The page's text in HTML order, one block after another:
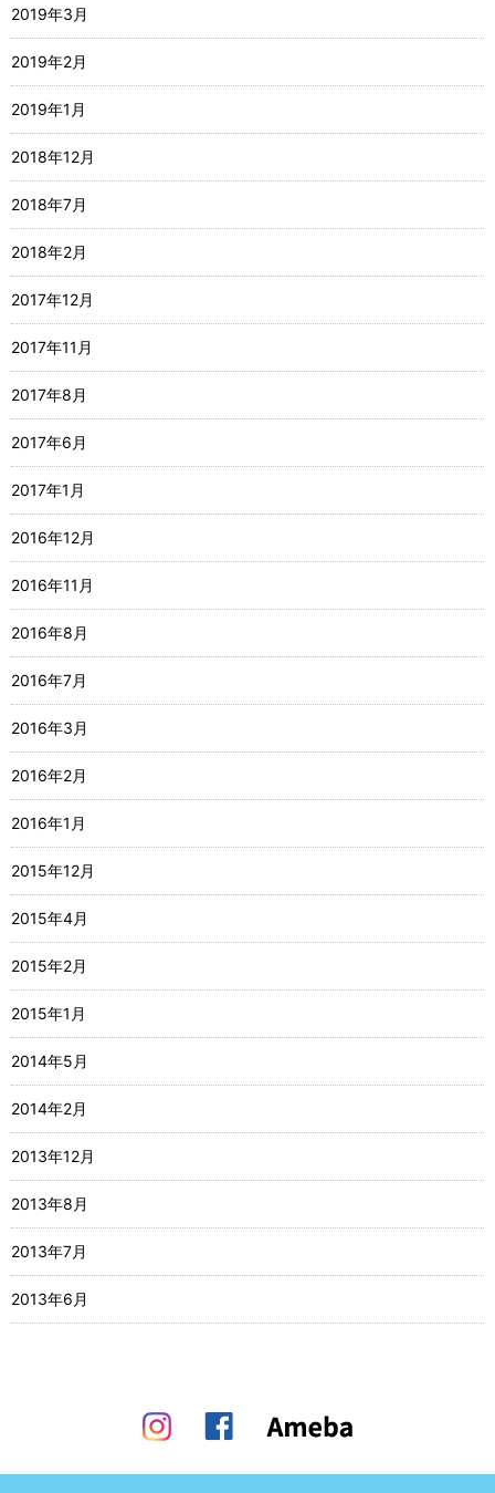
2019年3月
2019年2月
2019年1月
2018年12月
2018年7月
2018年2月
2017年12月
2017年11月
2017年8月
2017年6月
2017年1月
2016年12月
2016年11月
2016年8月
2016年7月
2016年3月
2016年2月
2016年1月
2015年12月
2015年4月
2015年2月
2015年1月
2014年5月
2014年2月
2013年12月
2013年8月
2013年7月
2013年6月